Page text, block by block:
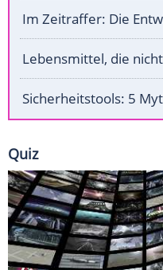
Im Zeitraffer: Die
Lebensmittel, die
Sicherheitstools: 5
Quiz